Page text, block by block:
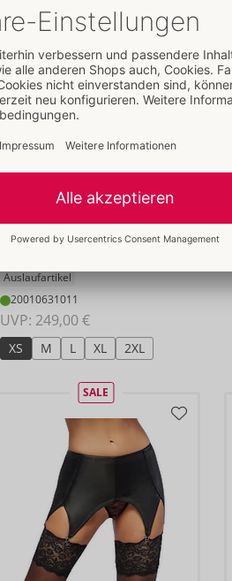
Straps-Corsage aus Leder
Auslaufartikel
20010631011
UVP: 249,00 €
XS M L XL 2XL
SALE